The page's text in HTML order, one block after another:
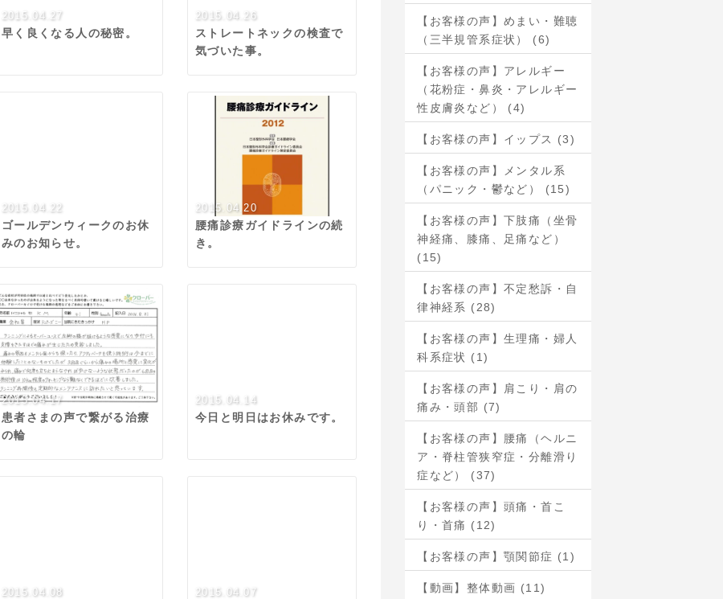
2015.04.27
早く良くなる人の秘密。
2015.04.26
ストレートネックの検査で
気づいた事。
2015.04.22
ゴールデンウィークのお休
みのお知らせ。
2015.04.20
腰痛診療ガイドラインの続
き。
2015.04.17
患者さまの声で繋がる治療
の輪
2015.04.14
今日と明日はお休みです。
2015.04.08 2015.04.07
【お客様の声】めまい・難聴
（三半規管系症状） (6)
【お客様の声】アレルギー
（花粉症・鼻炎・アレルギー
性皮膚炎など） (4)
【お客様の声】イップス (3)
【お客様の声】メンタル系
（パニック・鬱など） (15)
【お客様の声】下肢痛（坐骨
神経痛、膝痛、足痛など）
(15)
【お客様の声】不定愁訴・自
律神経系 (28)
【お客様の声】生理痛・婦人
科系症状 (1)
【お客様の声】肩こり・肩の
痛み・頭部 (7)
【お客様の声】腰痛（ヘルニ
ア・脊柱管狭窄症・分離滑り
症など） (37)
【お客様の声】頭痛・首こ
り・首痛 (12)
【お客様の声】顎関節症 (1)
【動画】整体動画 (11)